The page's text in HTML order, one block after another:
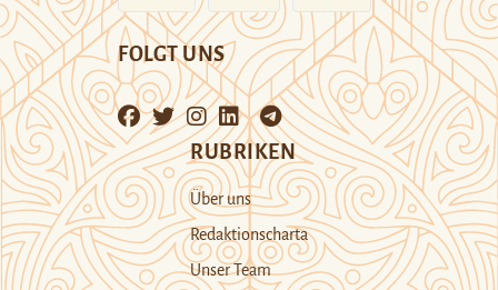
FOLGT UNS
RUBRIKEN
Über uns
Redaktionscharta
Unser Team